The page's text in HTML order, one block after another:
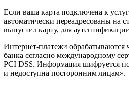
Если ваша карта подключена к
автоматически переадресованы на
выпустил карту, для
Интернет-платежи обрабатываются
банка согласно международному
PCI DSS. Информация шифруется
и недоступна посторонним лицам».